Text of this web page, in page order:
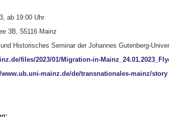
ab 19:00 Uhr
3B, 55116 Mainz
Historisches Seminar der Johannes Gutenberg-
files/2023/01/Migration-in-
www.ub.uni-mainz.de/de/transnationales-mainz/story